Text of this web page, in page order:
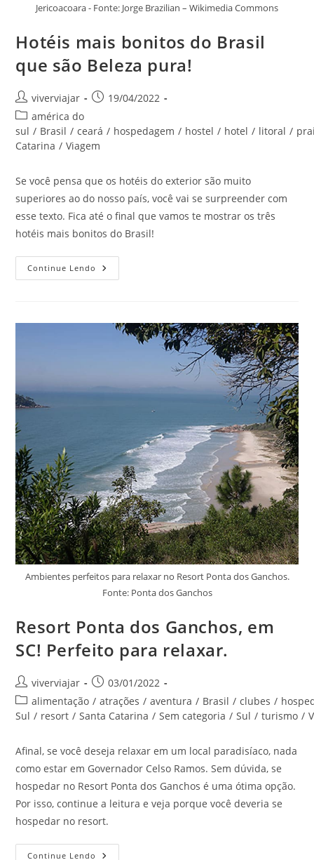
Jericoacoara - Fonte: Jorge Brazilian – Wikimedia Commons
Hotéis mais bonitos do Brasil
que são Beleza pura!
Autor
do
post:
viverviajar
Post19/04/2022
Categoria
do
post:
américa do
sul / Brasil / ceará / hospedagem / hostel / hotel / litoral /
Catarina / Viagem
Se você pensa que os hotéis do exterior são muito
superiores ao do nosso país, você vai se surpreender com
esse texto. Fica até o final que vamos te mostrar os três
hotéis mais bonitos do Brasil!
Continue Lendo Hotéis
Mais
São
Beleza
Ambientes perfeitos para relaxar no Resort Ponta dos Ganchos.
Fonte: Ponta dos Ganchos
Resort Ponta dos Ganchos, em
SC! Perfeito para relaxar.
Autor
do
post:
viverviajar
Post
publicado:
03/01/2022
Categoria
do
alimentação / atrações / aventura / Brasil / clubes /
Sul / resort / Santa Catarina / Sem categoria / Sul / turismo /
Afinal, se você deseja relaxar em um local paradisíaco, nada
como estar em Governador Celso Ramos. Sem dúvida, se
hospedar no Resort Ponta dos Ganchos é uma ótima opção.
Por isso, continue a leitura e veja porque você deveria se
hospedar no resort.
Continue Lendo Resort